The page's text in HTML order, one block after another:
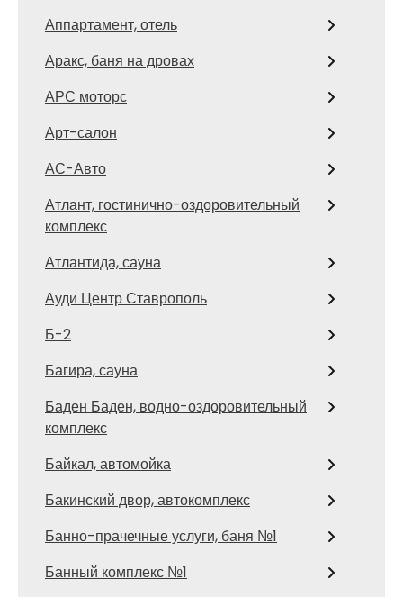
Аппартамент, отель
Аракс, баня на дровах
АРС моторс
Арт-салон
АС-Авто
Атлант, гостинично-оздоровительный
комплекс
Атлантида, сауна
Ауди Центр Ставрополь
Б-2
Багира, сауна
Баден Баден, водно-оздоровительный
комплекс
Байкал, автомойка
Бакинский двор, автокомплекс
Банно-прачечные услуги, баня №1
Банный комплекс №1